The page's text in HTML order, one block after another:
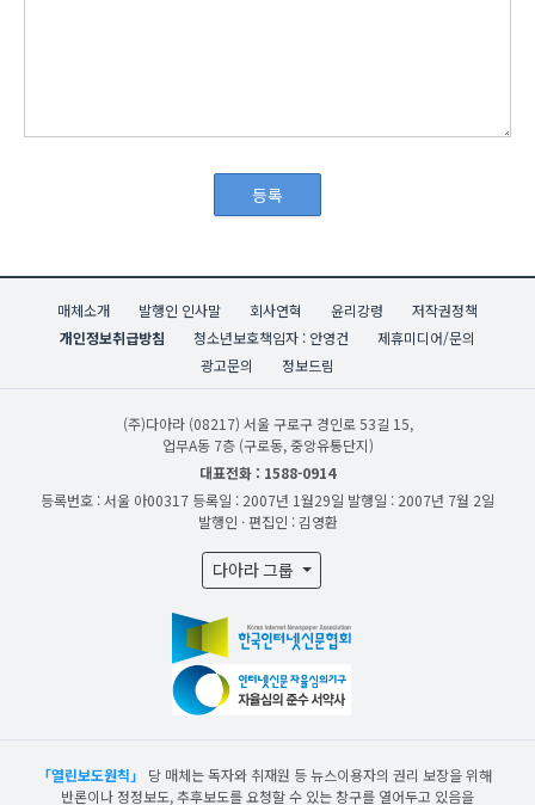
등록
매체소개 발행인 인사말 회사연혁 윤리강령
저작권정책
개인정보취급방침
청소년보호책임자 : 안영건
제휴미디어/문의
광고문의
정보드림
(주)다아라 (08217) 서울 구로구 경인로 53길 15,
업무A동 7층 (구로동, 중앙유통단지)
대표전화 : 1588-0914
등록번호 : 서울 아00317 등록일 : 2007년 1월29일 발행일 : 2007년 7월 2일
발행인 · 편집인 : 김영환
다아라 그룹
「열린보도원칙」
당 매체는 독자와 취재원 등 뉴스이용자의 권리 보장을 위해
반론이나 정정보도, 추후보도를 요청할 수 있는 창구를 열어두고 있음을